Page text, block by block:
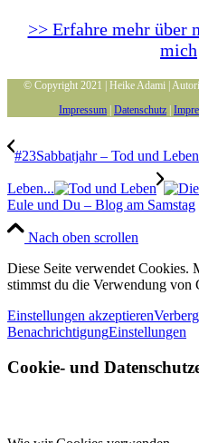
>> Erfahre mehr über
mich
© Copyright 2021 | Heike Adami |
Impressum Datenschutz
#23Sabbatjahr – Tod und
Leben...
Eule und Du – Blog am Samstag
Nach oben scrollen
Diese Seite verwendet Cookies.
stimmst du die Verwendung von
Einstellungen akzeptieren
BenachrichtigungEinstellungen
Cookie- und